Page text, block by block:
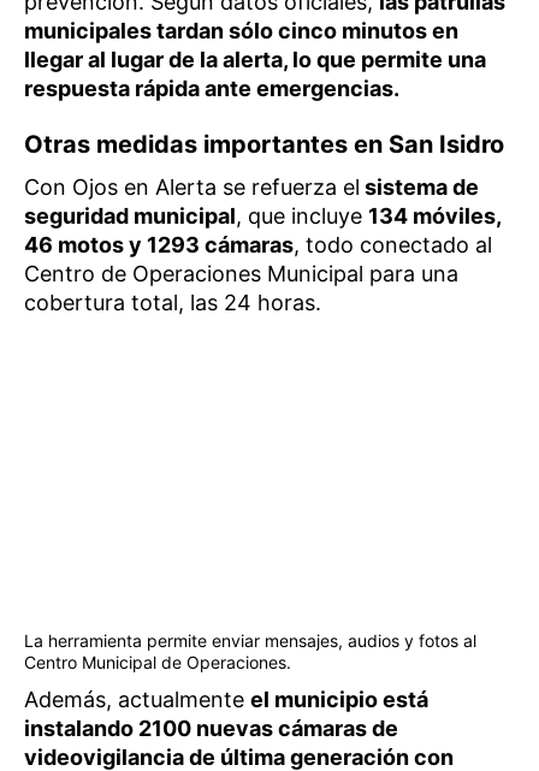
municipales tardan sólo cinco minutos en
llegar al lugar de la alerta, lo que permite una
respuesta rápida ante emergencias.
Otras medidas importantes en San Isidro
Con Ojos en Alerta se refuerza el sistema de
seguridad municipal, que incluye 134 móviles,
46 motos y 1293 cámaras, todo conectado al
Centro de Operaciones Municipal para una
cobertura total, las 24 horas.
La herramienta permite enviar mensajes, audios y fotos al
Centro Municipal de Operaciones.
Además, actualmente el municipio está
instalando 2100 nuevas cámaras de
videovigilancia de última generación con